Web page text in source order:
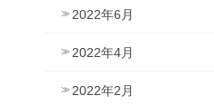
2022年6月
2022年4月
2022年2月